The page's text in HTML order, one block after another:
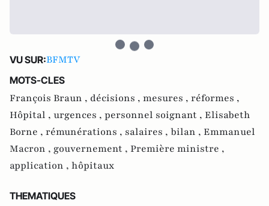
VU SUR:BFMTV
MOTS-CLES
François Braun , décisions , mesures , réformes ,
Hôpital , urgences , personnel soignant , Elisabeth
Borne , rémunérations , salaires , bilan , Emmanuel
Macron , gouvernement , Première ministre ,
application , hôpitaux
THEMATIQUES